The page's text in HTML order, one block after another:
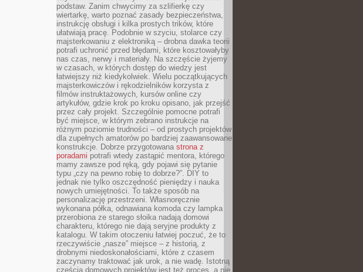
podstaw. Zanim chwycimy za szlifierkę czy
wiertarkę, warto poznać zasady bezpieczeństwa,
instrukcję obsługi i kilka prostych trików, które
ułatwiają pracę. Podobnie w szyciu, stolarce czy
majsterkowaniu z elektroniką – drobna dawka teorii
potrafi uchronić przed błędami, które kosztowałyby
nas czas, nerwy i materiały. Na szczęście żyjemy
w czasach, w których dostęp do wiedzy jest
łatwiejszy niż kiedykolwiek. Wielu początkujących
majsterkowiczów i rękodzielników korzysta z
filmów instruktażowych, kursów online czy
artykułów, gdzie krok po kroku opisano, jak przejść
przez cały projekt. Szczególnie pomocne potrafi
być miejsce, w którym zebrano instrukcje na
różnym poziomie trudności – od prostych projektów
dla zupełnych amatorów po bardziej zaawansowane
konstrukcje. Dobrze przygotowana strona z
poradami potrafi wtedy zastąpić mentora, którego
mamy zawsze pod ręką, gdy pojawi się pytanie
typu „czy na pewno robię to dobrze?”. DIY to
jednak nie tylko oszczędność pieniędzy i nauka
nowych umiejętności. To także sposób na
personalizację przestrzeni. Własnoręcznie
wykonana półka, odnawiana komoda czy lampka
przerobiona ze starego słoika nadają domowi
charakteru, którego nie dają seryjne produkty z
katalogu. W takim otoczeniu łatwiej poczuć, że to
rzeczywiście „nasze” miejsce – z historią, z
drobnymi niedoskonałościami, które z czasem
zaczynamy traktować jak urok, a nie wadę. Istotną
częścią domowych projektów jest też proces, a nie